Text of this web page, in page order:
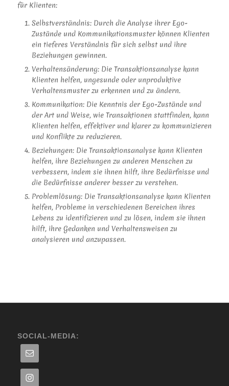
für Klienten:
Selbstverständnis: Durch die Analyse ihrer Ego-
Zustände und Kommunikationsmuster können Klienten
ein tieferes Verständnis für sich selbst und ihre
Beziehungen gewinnen.
Verhaltensänderung: Die Transaktionsanalyse kann
Klienten helfen, ungesunde oder unproduktive
Verhaltensmuster zu erkennen und zu ändern.
Kommunikation: Die Kenntnis der Ego-Zustände und
der Art und Weise, wie Transaktionen stattfinden, kann
Klienten helfen, effektiver und klarer zu kommunizieren
und Konflikte zu reduzieren.
Beziehungen: Die Transaktionsanalyse kann Klienten
helfen, ihre Beziehungen zu anderen Menschen zu
verbessern, indem sie ihnen hilft, ihre Bedürfnisse und
die Bedürfnisse anderer besser zu verstehen.
Problemlösung: Die Transaktionsanalyse kann Klienten
helfen, Probleme in verschiedenen Bereichen ihres
Lebens zu identifizieren und zu lösen, indem sie ihnen
hilft, ihre Gedanken und Verhaltensweisen zu
analysieren und anzupassen.
SOCIAL-MEDIA: